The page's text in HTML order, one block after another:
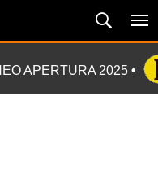
APERTURA 2025